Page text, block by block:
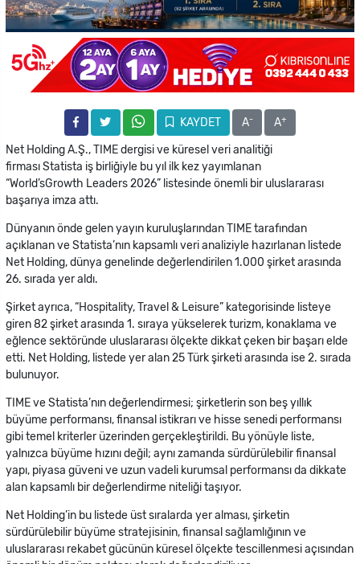
KAYDET A- A+
Net Holding A.Ş., TIME dergisi ve küresel veri analitiği
firması Statista iş birliğiyle bu yıl ilk kez yayımlanan
“World’sGrowth Leaders 2026” listesinde önemli bir uluslararası
başarıya imza attı.
Dünyanın önde gelen yayın kuruluşlarından TIME tarafından
açıklanan ve Statista’nın kapsamlı veri analiziyle hazırlanan listede
Net Holding, dünya genelinde değerlendirilen 1.000 şirket arasında
26. sırada yer aldı.
Şirket ayrıca, “Hospitality, Travel & Leisure” kategorisinde listeye
giren 82 şirket arasında 1. sıraya yükselerek turizm, konaklama ve
eğlence sektöründe uluslararası ölçekte dikkat çeken bir başarı elde
etti. Net Holding, listede yer alan 25 Türk şirketi arasında ise 2. sırada
bulunuyor.
TIME ve Statista’nın değerlendirmesi; şirketlerin son beş yıllık
büyüme performansı, finansal istikrarı ve hisse senedi performansı
gibi temel kriterler üzerinden gerçekleştirildi. Bu yönüyle liste,
yalnızca büyüme hızını değil; aynı zamanda sürdürülebilir finansal
yapı, piyasa güveni ve uzun vadeli kurumsal performansı da dikkate
alan kapsamlı bir değerlendirme niteliği taşıyor.
Net Holding’in bu listede üst sıralarda yer alması, şirketin
sürdürülebilir büyüme stratejisinin, finansal sağlamlığının ve
uluslararası rekabet gücünün küresel ölçekte tescillenmesi açısından